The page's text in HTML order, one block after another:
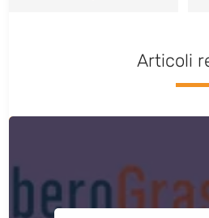
Articoli